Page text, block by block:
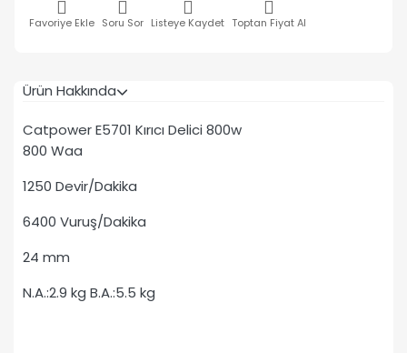
Favoriye Ekle Soru Sor Listeye Kaydet Toptan Fiyat Al
Ürün Hakkında
Catpower E5701 Kırıcı Delici 800w
800 Waa
1250 Devir/Dakika
6400 Vuruş/Dakika
24 mm
N.A.:2.9 kg B.A.:5.5 kg